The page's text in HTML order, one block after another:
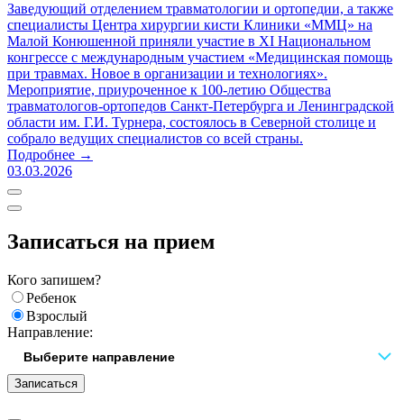
Заведующий отделением травматологии и ортопедии, а также
специалисты Центра хирургии кисти Клиники «ММЦ» на
Малой Конюшенной приняли участие в XI Национальном
конгрессе с международным участием «Медицинская помощь
при травмах. Новое в организации и технологиях».
Мероприятие, приуроченное к 100-летию Общества
травматологов-ортопедов Санкт-Петербурга и Ленинградской
области им. Г.И. Турнера, состоялось в Северной столице и
собрало ведущих специалистов со всей страны.
Подробнее →
03.03.2026
Записаться на прием
Кого запишем?
Ребенок
Взрослый
Направление:
Записаться